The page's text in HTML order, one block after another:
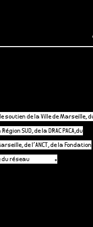
soutien de la Ville de Marseille,
SUD, de la DRAC PACA,du
de l’ANCT, de la Fondation
du réseau .